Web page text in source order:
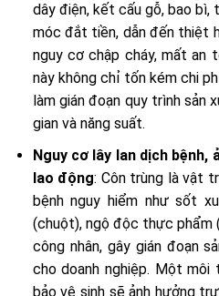
dây điện, kết cấu gỗ, bao bì,
móc đắt tiền, dẫn đến thiệt
nguy cơ chập cháy, mất an
này không chỉ tốn kém chi
làm gián đoạn quy trình sản
gian và năng suất.
Nguy cơ lây lan dịch
lao động: Côn trùng là vật
bệnh nguy hiểm như sốt
(chuột), ngộ độc thực phẩm
công nhân, gây gián đoạn
cho doanh nghiệp. Một
bảo vệ sinh sẽ ảnh hưởng